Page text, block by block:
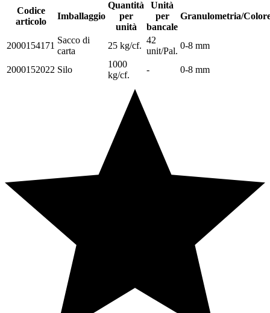
Codice
articolo
Imballaggio
Quantità
per
unità
Unità
per
bancale
Granulometria/
2000154171
Sacco di
carta
25 kg/cf.
42
unit/Pal.
0-8 mm
2000152022 Silo
1000
kg/cf.
- 0-8 mm